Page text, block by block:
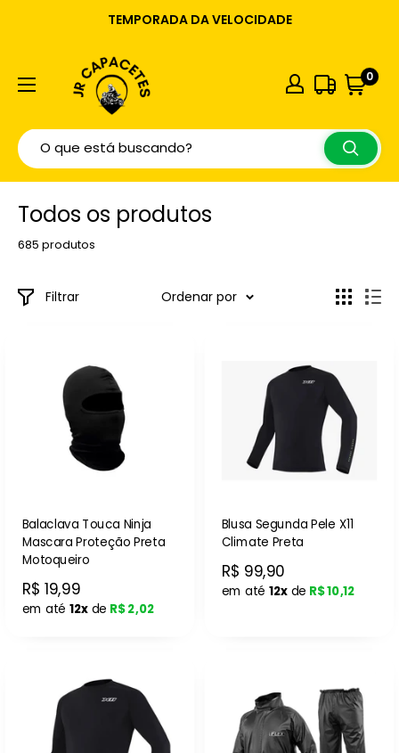
TEMPORADA DA VELOCIDADE
0
Todos os produtos
685 produtos
Filtrar Ordenar por
Balaclava Touca Ninja
Mascara Proteção Preta
Motoqueiro
R$ 19,99
em até 12xde R$ 2,02
Blusa Segunda Pele X11
Climate Preta
R$ 99,90
em até 12xde R$ 10,12